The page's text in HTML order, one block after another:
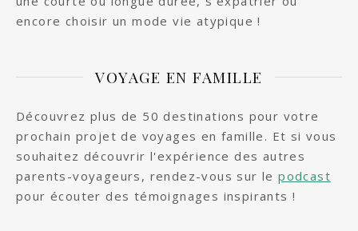
encore choisir un mode vie atypique !
VOYAGE EN FAMILLE
Découvrez plus de 50 destinations pour votre
prochain projet de voyages en famille. Et si vous
souhaitez découvrir l'expérience des autres
parents-voyageurs, rendez-vous sur lepodcast
pour écouter des témoignages inspirants !